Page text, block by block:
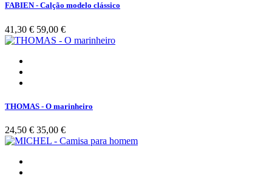
FABIEN - Calção modelo clássico
41,30 € 59,00 €
THOMAS - O marinheiro
24,50 € 35,00 €